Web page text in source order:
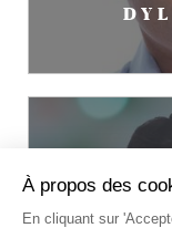
À propos des
En cliquant sur